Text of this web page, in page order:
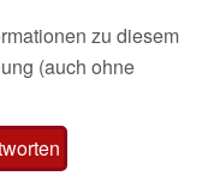
zu diesem
(auch ohne